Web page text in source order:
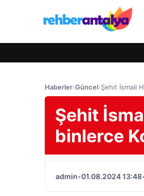
Haberler›Güncel›Şehit İsmail
Şehit
binlerce
admin•01.08.2024 13:48